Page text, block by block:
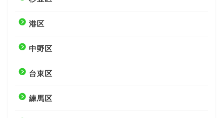
港区
中野区
台東区
練馬区